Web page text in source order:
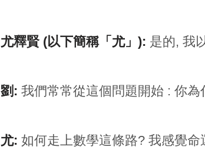
尤釋賢 (以下簡稱「尤」): 是的, 我
劉: 我們常常從這個問題開始 : 你
尤: 如何走上數學這條路? 我感覺